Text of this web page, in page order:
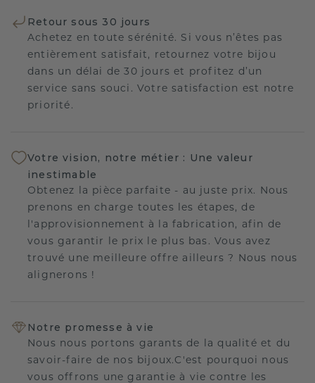
Retour sous 30 jours
Achetez en toute sérénité. Si vous n’êtes pas
entièrement satisfait, retournez votre bijou
dans un délai de 30 jours et profitez d’un
service sans souci. Votre satisfaction est notre
priorité.
Votre vision, notre métier : Une valeur
inestimable
Obtenez la pièce parfaite - au juste prix. Nous
prenons en charge toutes les étapes, de
l'approvisionnement à la fabrication, afin de
vous garantir le prix le plus bas. Vous avez
trouvé une meilleure offre ailleurs ? Nous nous
alignerons !
Notre promesse à vie
Nous nous portons garants de la qualité et du
savoir-faire de nos bijoux.C'est pourquoi nous
vous offrons une garantie à vie contre les